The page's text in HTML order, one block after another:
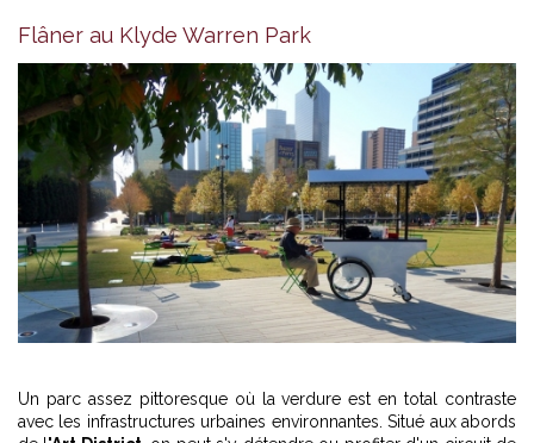
Flâner au Klyde Warren Park
Un parc assez pittoresque où la verdure est en total contraste
avec les infrastructures urbaines environnantes. Situé aux abords